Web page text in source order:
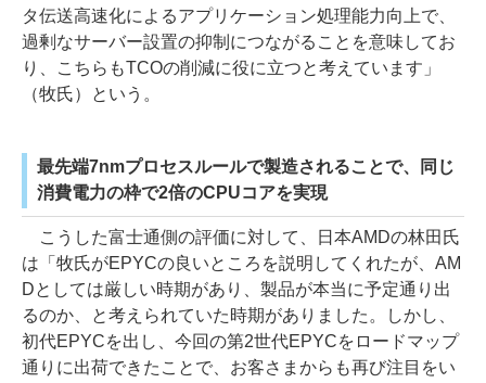
タ伝送高速化によるアプリケーション処理能力向上で、
過剰なサーバー設置の抑制につながることを意味してお
り、こちらもTCOの削減に役に立つと考えています」
（牧氏）という。
最先端7nmプロセスルールで製造されることで、同じ
消費電力の枠で2倍のCPUコアを実現
こうした富士通側の評価に対して、日本AMDの林田氏
は「牧氏がEPYCの良いところを説明してくれたが、AM
Dとしては厳しい時期があり、製品が本当に予定通り出
るのか、と考えられていた時期がありました。しかし、
初代EPYCを出し、今回の第2世代EPYCをロードマップ
通りに出荷できたことで、お客さまからも再び注目をい